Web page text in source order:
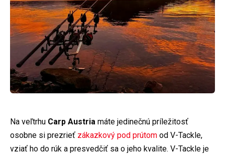
Na veľtrhu Carp Austria máte jedinečnú príležitosť
osobne si prezrieť zákazkový pod prútom od V-Tackle,
vziať ho do rúk a presvedčiť sa o jeho kvalite. V-Tackle je